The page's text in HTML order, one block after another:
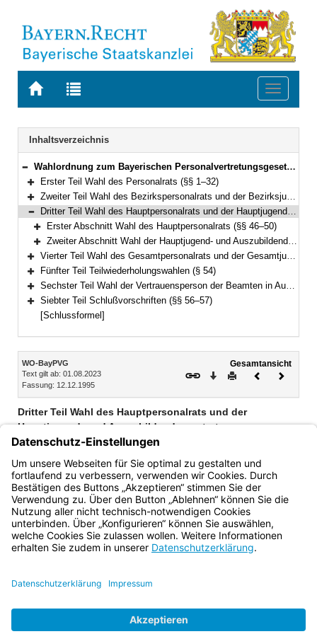
Zur
BAYERN.RECHT
Zur
letzten
Suche
Toggle
Navigation
Inhaltsverzeichnis
Bereich reduzieren
Wahlordnung zum Bayerischen Personalvertretungsgesetz (WO-BayPVG) Vom 12. Dezember 1995 (GVBl. S. 868) BayRS 2035-2-F (§§ 1–57)
Bereich erweitern
Erster Teil Wahl des Personalrats (§§ 1–32)
Bereich erweitern
Zweiter Teil Wahl des Bezirkspersonalrats und der Bezirksjugend- und Auszubildendenvertretung (§§ 33–45)
Bereich reduzieren
Dritter Teil Wahl des Hauptpersonalrats und der Hauptjugend- und Auszubildendenvertretung (§§ 46–52)
Bereich erweitern
Erster Abschnitt Wahl des Hauptpersonalrats (§§ 46–50)
Bereich erweitern
Zweiter Abschnitt Wahl der Hauptjugend- und Auszubildendenvertretung (§§ 51–52)
Bereich erweitern
Vierter Teil Wahl des Gesamtpersonalrats und der Gesamtjugend- und Auszubildendenvertretung (§ 53)
Bereich erweitern
Fünfter Teil Teilwiederholungswahlen (§ 54)
Bereich erweitern
Sechster Teil Wahl der Vertrauensperson der Beamten in Ausbildung und der nicht zum Stammpersonal gehörenden Beamten der Einsatzstufen bei der Bayerischen Bereitschaftspolizei (§ 55)
Bereich erweitern
Siebter Teil Schlußvorschriften (§§ 56–57)
[Schlussformel]
Inhalt
WO-BayPVG
Text gilt ab: 01.08.2023
Fassung: 12.12.1995
Gesamtansicht
Download
DruckenVorheriges
Dritter Teil Wahl des Hauptpersonalrats und der
Hauptjugend- und Auszubildendenvertretung
Erster Abschnitt Wahl des Hauptpersonalrats (§§ 46–50)
Zweiter Abschnitt Wahl der Hauptjugend- und
Auszubildendenvertretung (§§ 51–52)
Bayern.de
BayernPortal
Impressum